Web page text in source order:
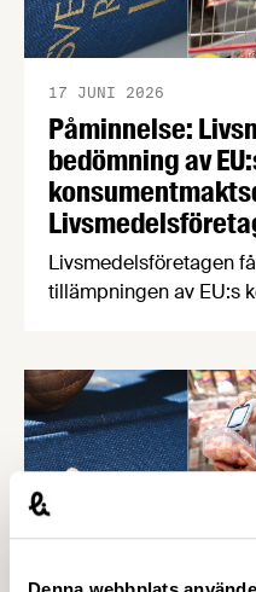
Påminnelse:
bedömning av
17 JUNI 2026
Livsmedelsföretagen
tillämpningen av EU:s
bedömning av
publicerade i april i år.
(ECGT) är ett EU-
för konsumenter att